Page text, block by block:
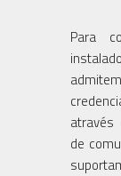
Para
através
de